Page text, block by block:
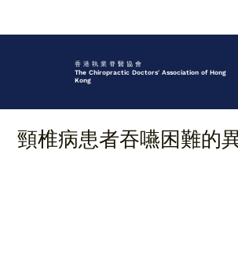
香 港 執 業 脊 醫 協 會
The Chiropractic Doctors' Association of Hong
Kong
頸椎病患者吞嚥困難的